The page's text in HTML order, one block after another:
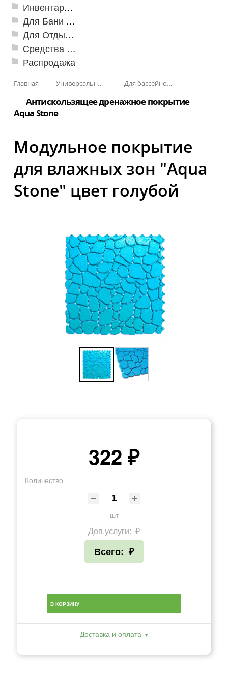
Инвентарь для клининга
Для Бани и Сауны
Для Отдыха и Пикника
Средства от насекомых и садовых вредителей
Распродажа
Главная Универсальные модульные покрытия Для бассейнов и аквапарков
Антискользящее дренажное покрытие
Aqua Stone
Модульное покрытие
для влажных зон "Aqua
Stone" цвет голубой
322 ₽
Количество
шт
Доп.услуги: ₽
Всего: ₽
В КОРЗИНУ
Доставка и оплата